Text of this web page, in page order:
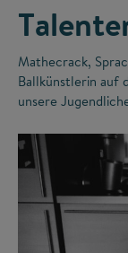
Mathecrack,
Ballkünstlerin auf
unsere